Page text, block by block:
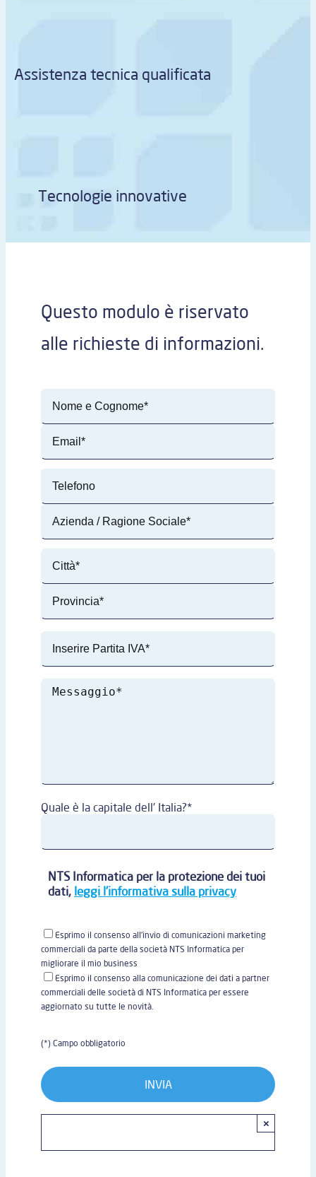
Assistenza tecnica qualificata
Tecnologie innovative
Questo modulo è riservato
alle richieste di informazioni.
Quale è la capitale dell' Italia?*
NTS Informatica per la protezione dei tuoi
dati, leggi l'informativa sulla privacy
Esprimo il consenso all'invio di comunicazioni marketing
commerciali da parte della società NTS Informatica per
migliorare il mio business
Esprimo il consenso alla comunicazione dei dati a partner
commerciali delle società di NTS Informatica per essere
aggiornato su tutte le novità.
(*) Campo obbligatorio
×